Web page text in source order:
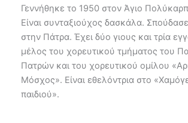
Γεννήθηκε το 1950 στον Άγιο
Είναι συνταξιούχος δασκάλα.
στην Πάτρα. Έχει δύο γιους και τρία
μέλος του χορευτικού τμήματος του
Πατρών και του χορευτικού ομίλου
Μόσχος». Είναι εθελόντρια στο
παιδιού».